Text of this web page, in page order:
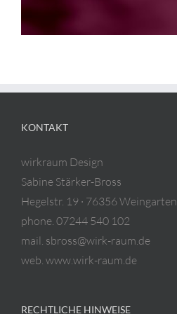
KONTAKT
wirkraum Design
Sabine Stärker-Bross
Hegelstr. 19 · 76356 Weingarten
phone. 07244 540 102
mail. sbross@wirk-raum.de
web. www.wirk-raum.de
RECHTLICHE HINWEISE